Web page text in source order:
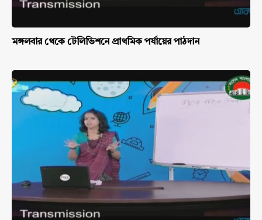
মঙ্গলবার থেকে টেলিভিশনে প্রাথমিক পর্যায়ের পাঠদান